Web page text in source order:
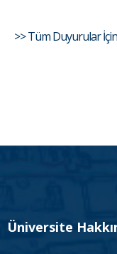
>> Tüm Duyurular İçin
Üniversite